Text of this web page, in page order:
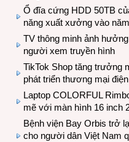
Ổ đĩa cứng HDD 50TB
năng xuất xưởng vào
TV thông minh ảnh
người xem truyền hình
TikTok Shop tăng trưởng
phát triển thương mại
Laptop COLORFUL
mẽ với màn hình 16 inch
Bệnh viện Bay Orbis trở
cho người dân Việt Nam